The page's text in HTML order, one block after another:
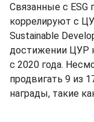
Связанные с ESG
коррелируют с
Sustainable
достижении ЦУР
с 2020 года.
продвигать 9 из
награды, такие